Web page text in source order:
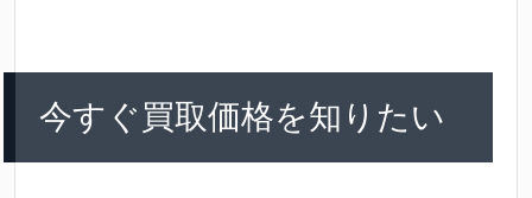
今すぐ買取価格を知りたい